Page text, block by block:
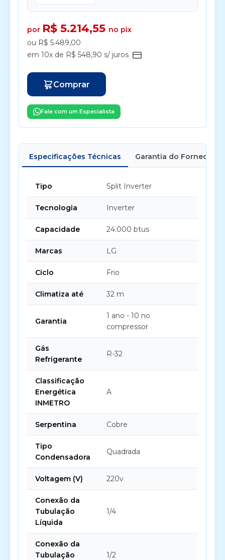
por R$ 5.214,55 no pix
ou R$ 5.489,00
em 10x de R$ 548,90 s/ juros
Comprar
Fale com um Especialista
Especificações Técnicas Garantia do Fornecedor
Tipo Split Inverter
Tecnologia Inverter
Capacidade 24.000 btus
Marcas LG
Ciclo Frio
Climatiza até 32 m
Garantia
1 ano - 10 no
compressor
Gás
Refrigerante
R-32
Classificação
Energética
INMETRO
A
Serpentina Cobre
Tipo
Condensadora
Quadrada
Voltagem (V) 220v
Conexão da
Tubulação
Líquida
1/4
Conexão da
Tubulação
1/2